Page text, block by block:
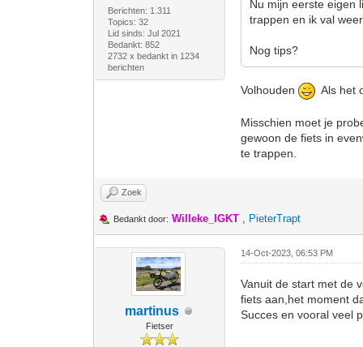
Berichten: 1.311
Topics: 32
Lid sinds: Jul 2021
Bedankt: 852
2732 x bedankt in 1234
berichten
Nu mijn eerste eigen
trappen en ik val
Nog tips?
Volhouden Als het
Misschien moet je
gewoon de fiets in
te trappen.
Zoek
Bedankt door: Willeke_IGKT , PieterTrapt
martinus
Fietser
14-Oct-2023, 06:53 PM
Vanuit de start met de
fiets aan,het moment
Succes en vooral veel